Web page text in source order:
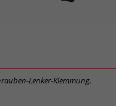
Lenker-Klemmung,